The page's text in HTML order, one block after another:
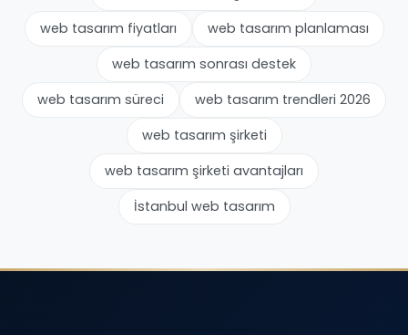
web tasarım fiyatları
web tasarım planlaması
web tasarım sonrası destek
web tasarım süreci
web tasarım trendleri 2026
web tasarım şirketi
web tasarım şirketi avantajları
İstanbul web tasarım